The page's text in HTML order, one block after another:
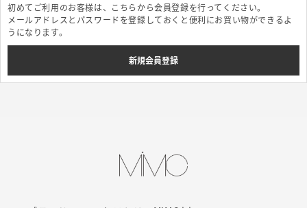
初めてご利用のお客様は、こちらから会員登録を行ってください。
メールアドレスとパスワードを登録しておくと便利にお買い物ができるよ
うになります。